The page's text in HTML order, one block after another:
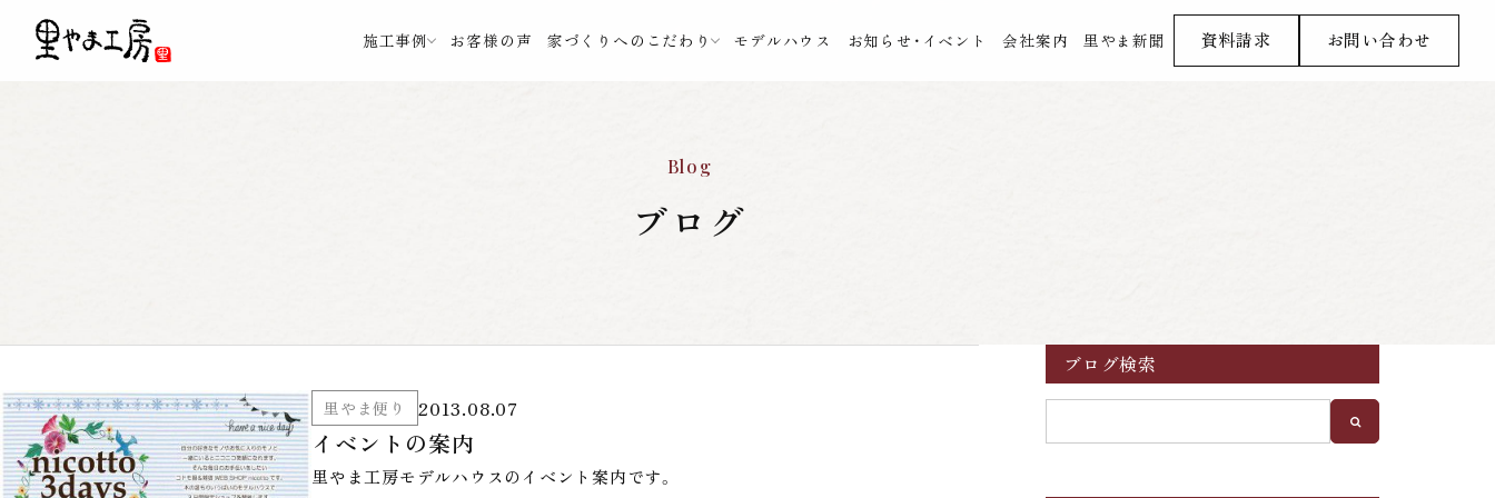
施工事例 お客様の声 家づくりへのこだわり モデルハウス お知らせ・イベント 会社案内 里やま新聞 資料請求 お問い合わせ
Blog
ブログ
里やま便り 2013.08.07
イベントの案内
里やま工房モデルハウスのイベント案内です。
ブログ検索